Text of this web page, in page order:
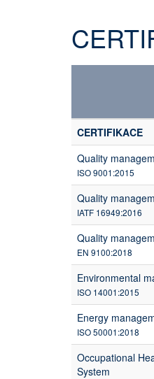
CERTIFIKACE
Quality
ISO 9001:2015
Quality
IATF 16949:2016
Quality
EN 9100:2018
Environmental
ISO 14001:2015
Energy
ISO 50001:2018
Occupational
System